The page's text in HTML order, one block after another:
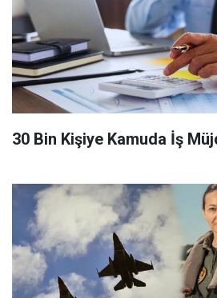
​30 Bin Kişiye Kamuda İş